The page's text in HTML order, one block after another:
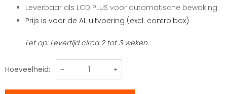
Leverbaar als LCD PLUS voor automatische bewaking.
Prijs is voor de AL uitvoering (excl. controlbox)
Let op: Levertijd circa 2 tot 3 weken.
Hoeveelheid: